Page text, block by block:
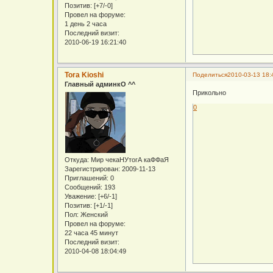
Позитив: [+7/-0]
Провел на форуме:
1 день 2 часа
Последний визит:
2010-06-19 16:21:40
Поделиться2010-03-13
Tora Kioshi
Главный админкО ^^
Откуда: Мир чекаНУтогА каФФаЯ
Зарегистрирован: 2009-11-13
Приглашений: 0
Сообщений: 193
Уважение: [+6/-1]
Позитив: [+1/-1]
Пол: Женский
Провел на форуме:
22 часа 45 минут
Последний визит:
2010-04-08 18:04:49
Прикольно
0